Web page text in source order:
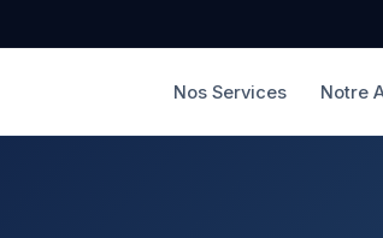
Nos Services Notre